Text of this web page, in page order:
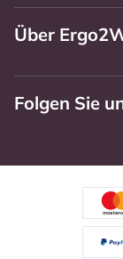
Über
Folgen Sie